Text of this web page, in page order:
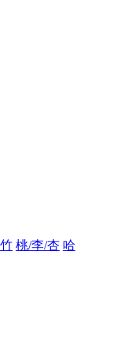
桃/李/杏 哈